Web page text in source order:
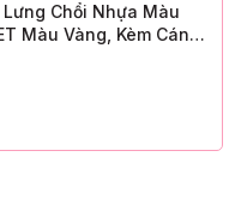
Chổi Nhựa Màu
Màu Vàng, Kèm Cán
Angle Broom, Black